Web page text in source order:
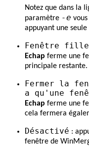
Notez que dans la
paramètre -e
appuyant une seule
Fenêtre fille
Echap ferme une
principale restante.
Fermer la
a qu'une
Echap ferme une
cela fermera
Désactivé :
fenêtre de